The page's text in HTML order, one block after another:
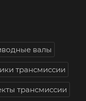
валы
трансмиссии
трансмиссии